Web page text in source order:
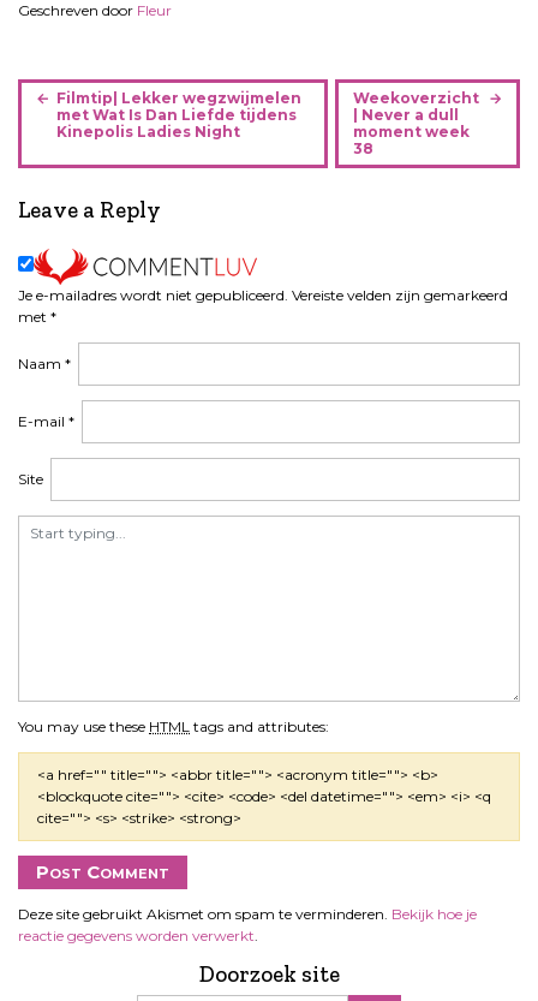
Geschreven door Fleur
B
i
c
h
t
n
a
v
i
t
e
Filmtip| Lekker wegzwijmelen
met Wat Is Dan Liefde tijdens
Kinepolis Ladies Night
Weekoverzicht
| Never a dull
moment week
38
Leave a Reply
Je e-mailadres wordt niet gepubliceerd. Vereiste velden zijn gemarkeerd
met *
You may use these HTML tags and attributes:
<a href="" title=""> <abbr title=""> <acronym title=""> <b>
<blockquote cite=""> <cite> <code> <del datetime=""> <em> <i> <q
cite=""> <s> <strike> <strong>
Naam *
E-mail *
Site
Deze site gebruikt Akismet om spam te verminderen. Bekijk hoe je
reactie gegevens worden verwerkt.
Doorzoek site